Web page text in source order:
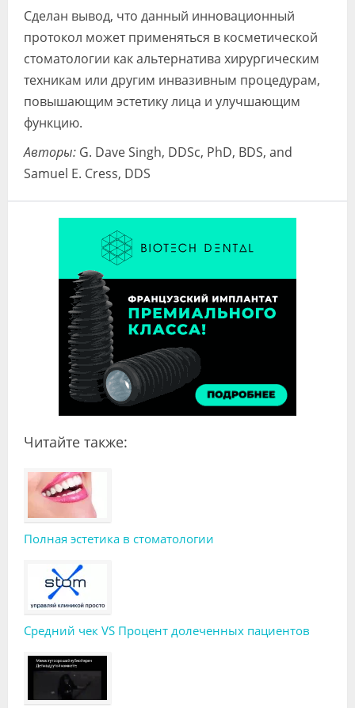
Сделан вывод, что данный инновационный
протокол может применяться в косметической
стоматологии как альтернатива хирургическим
техникам или другим инвазивным процедурам,
повышающим эстетику лица и улучшающим
функцию.
Авторы: G. Dave Singh, DDSc, PhD, BDS, and
Samuel E. Cress, DDS
Читайте также:
Полная эстетика в стоматологии
Средний чек VS Процент долеченных пациентов